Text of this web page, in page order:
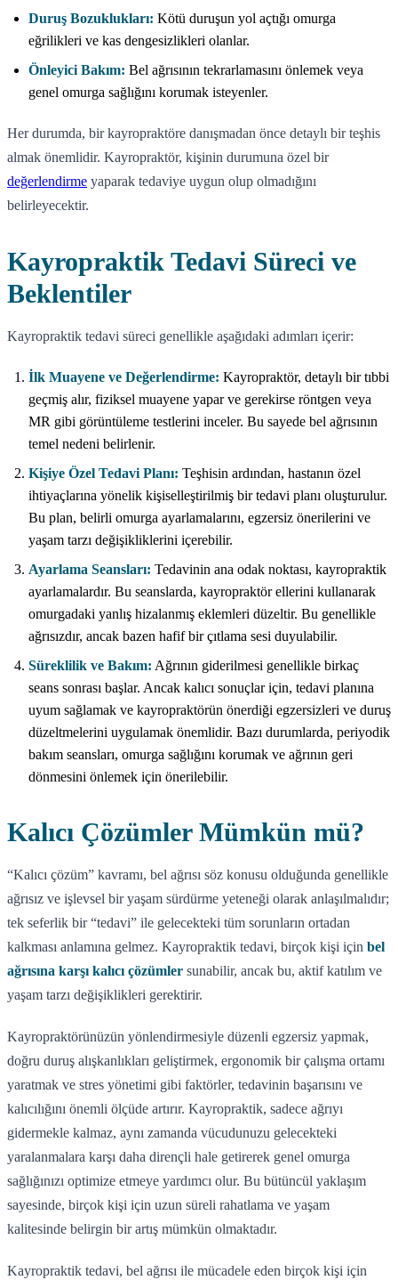
Duruş Bozuklukları: Kötü duruşun yol açtığı omurga
eğrilikleri ve kas dengesizlikleri olanlar.
Önleyici Bakım: Bel ağrısının tekrarlamasını önlemek veya
genel omurga sağlığını korumak isteyenler.
Her durumda, bir kayropraktöre danışmadan önce detaylı bir teşhis
almak önemlidir. Kayropraktör, kişinin durumuna özel bir
değerlendirme yaparak tedaviye uygun olup olmadığını
belirleyecektir.
Kayropraktik Tedavi Süreci ve
Beklentiler
Kayropraktik tedavi süreci genellikle aşağıdaki adımları içerir:
İlk Muayene ve Değerlendirme: Kayropraktör, detaylı bir tıbbi
geçmiş alır, fiziksel muayene yapar ve gerekirse röntgen veya
MR gibi görüntüleme testlerini inceler. Bu sayede bel ağrısının
temel nedeni belirlenir.
Kişiye Özel Tedavi Planı: Teşhisin ardından, hastanın özel
ihtiyaçlarına yönelik kişiselleştirilmiş bir tedavi planı oluşturulur.
Bu plan, belirli omurga ayarlamalarını, egzersiz önerilerini ve
yaşam tarzı değişikliklerini içerebilir.
Ayarlama Seansları: Tedavinin ana odak noktası, kayropraktik
ayarlamalardır. Bu seanslarda, kayropraktör ellerini kullanarak
omurgadaki yanlış hizalanmış eklemleri düzeltir. Bu genellikle
ağrısızdır, ancak bazen hafif bir çıtlama sesi duyulabilir.
Süreklilik ve Bakım: Ağrının giderilmesi genellikle birkaç
seans sonrası başlar. Ancak kalıcı sonuçlar için, tedavi planına
uyum sağlamak ve kayropraktörün önerdiği egzersizleri ve duruş
düzeltmelerini uygulamak önemlidir. Bazı durumlarda, periyodik
bakım seansları, omurga sağlığını korumak ve ağrının geri
dönmesini önlemek için önerilebilir.
Kalıcı Çözümler Mümkün mü?
“Kalıcı çözüm” kavramı, bel ağrısı söz konusu olduğunda genellikle
ağrısız ve işlevsel bir yaşam sürdürme yeteneği olarak anlaşılmalıdır;
tek seferlik bir “tedavi” ile gelecekteki tüm sorunların ortadan
kalkması anlamına gelmez. Kayropraktik tedavi, birçok kişi için bel
ağrısına karşı kalıcı çözümler sunabilir, ancak bu, aktif katılım ve
yaşam tarzı değişiklikleri gerektirir.
Kayropraktörünüzün yönlendirmesiyle düzenli egzersiz yapmak,
doğru duruş alışkanlıkları geliştirmek, ergonomik bir çalışma ortamı
yaratmak ve stres yönetimi gibi faktörler, tedavinin başarısını ve
kalıcılığını önemli ölçüde artırır. Kayropraktik, sadece ağrıyı
gidermekle kalmaz, aynı zamanda vücudunuzu gelecekteki
yaralanmalara karşı daha dirençli hale getirerek genel omurga
sağlığınızı optimize etmeye yardımcı olur. Bu bütüncül yaklaşım
sayesinde, birçok kişi için uzun süreli rahatlama ve yaşam
kalitesinde belirgin bir artış mümkün olmaktadır.
Kayropraktik tedavi, bel ağrısı ile mücadele eden birçok kişi için